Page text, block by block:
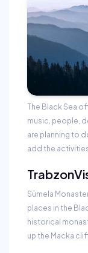
The Black Sea
music, people,
are planning to
add the
Trabzon
Sümela
places in the
historical
up the Macka